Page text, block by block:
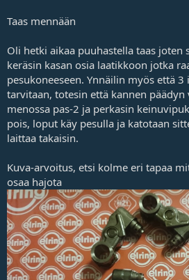
Taas mennään
Oli hetki aikaa puuhastella taas joten
keräsin kasan osia laatikkoon jotka
pesukoneeseen. Ynnäilin myös että
tarvitaan, totesin että kannen
menossa pas-2 ja perkasin
pois, loput käy pesulla ja katotaan
laittaa takaisin.
Kuva-arvoitus, etsi kolme eri tapaa
osaa hajota